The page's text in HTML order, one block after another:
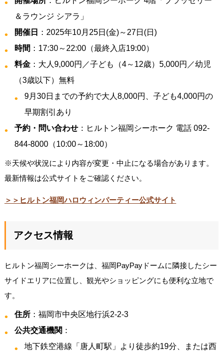
＆ラウンジ シアラ」
開催日
：2025年10月25日(金)～27日(日)
時間 ：17:30～22:00（最終入店19:00）
料金：大人9,000円／子ども（4～12歳）5,000円／幼児
（3歳以下）無料
9月30日までの予約で大人8,000円、子ども4,000円の
早期割引あり
予約・問い合わせ：ヒルトン福岡シーホーク 電話 092-
844-8000（10:00～18:00）
※天候や状況により内容が変更・中止になる場合があります。
最新情報は公式サイトをご確認ください。
＞＞ヒルトン福岡ハロウィンパーティー公式サイト
アクセス情報
ヒルトン福岡シーホークは、福岡PayPayドームに隣接したシー
サイドエリアに位置し、観光やショッピングにも便利な立地で
す。
住所：福岡市中央区地行浜2-2-3
公共交通機関 ：
地下鉄空港線「唐人町駅」より徒歩約19分、または西